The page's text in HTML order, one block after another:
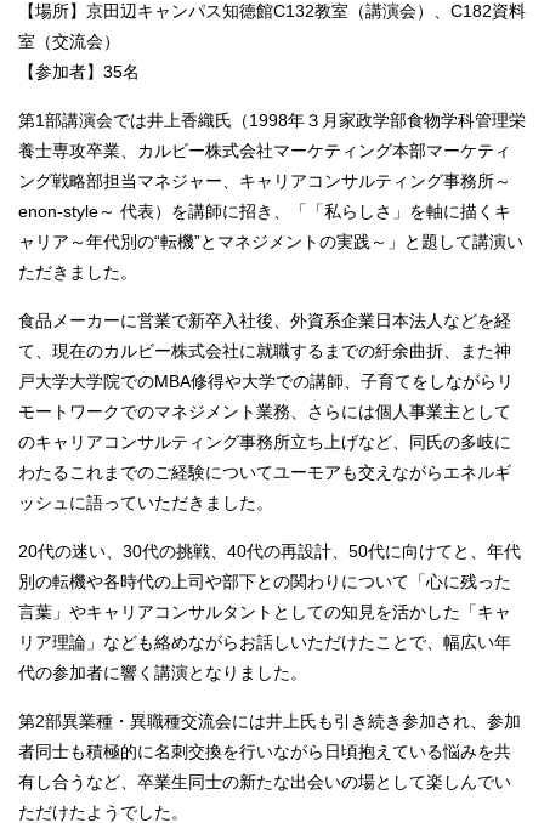
【場所】京田辺キャンパス知徳館C132教室（講演会）、C182資料
室（交流会）
【参加者】35名
第1部講演会では井上香織氏（1998年３月家政学部食物学科管理栄
養士専攻卒業、カルビー株式会社マーケティング本部マーケティ
ング戦略部担当マネジャー、キャリアコンサルティング事務所～
enon-style～ 代表）を講師に招き、「「私らしさ」を軸に描くキ
ャリア～年代別の“転機”とマネジメントの実践～」と題して講演い
ただきました。
食品メーカーに営業で新卒入社後、外資系企業日本法人などを経
て、現在のカルビー株式会社に就職するまでの紆余曲折、また神
戸大学大学院でのMBA修得や大学での講師、子育てをしながらリ
モートワークでのマネジメント業務、さらには個人事業主として
のキャリアコンサルティング事務所立ち上げなど、同氏の多岐に
わたるこれまでのご経験についてユーモアも交えながらエネルギ
ッシュに語っていただきました。
20代の迷い、30代の挑戦、40代の再設計、50代に向けてと、年代
別の転機や各時代の上司や部下との関わりについて「心に残った
言葉」やキャリアコンサルタントとしての知見を活かした「キャ
リア理論」なども絡めながらお話しいただけたことで、幅広い年
代の参加者に響く講演となりました。
第2部異業種・異職種交流会には井上氏も引き続き参加され、参加
者同士も積極的に名刺交換を行いながら日頃抱えている悩みを共
有し合うなど、卒業生同士の新たな出会いの場として楽しんでい
ただけたようでした。